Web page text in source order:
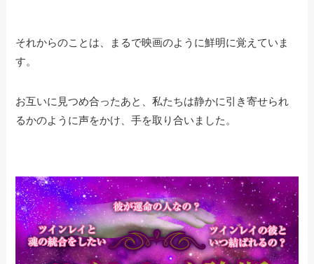
それからのことは、まるで映画のように鮮明に覚えていま
す。
お互いに見つめ合ったあと、私たちは静かに引き寄せられ
るかのように声をかけ、手を取り合いました。